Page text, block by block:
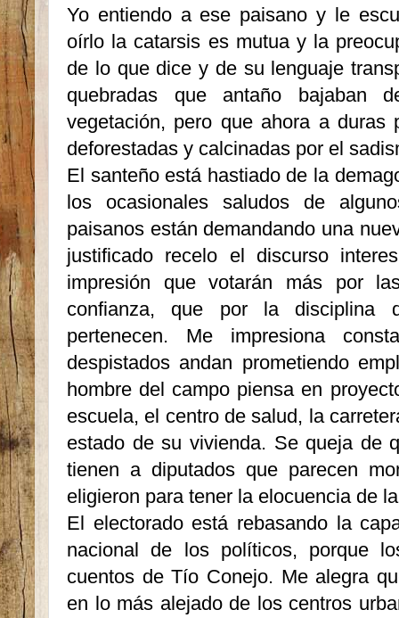
Yo entiendo a ese paisano y le
oírlo la catarsis es mutua y la
de lo que dice y de su lenguaje
quebradas que antaño bajaban
vegetación, pero que ahora a duras
deforestadas y calcinadas por el
El santeño está hastiado de la
los ocasionales saludos de
paisanos están demandando una
justificado recelo el discurso
impresión que votarán más por
confianza, que por la disciplina
pertenecen. Me impresiona
despistados andan prometiendo
hombre del campo piensa en
escuela, el centro de salud, la
estado de su vivienda. Se queja de
tienen a diputados que parecen
eligieron para tener la elocuencia de
El electorado está rebasando la
nacional de los políticos, porque
cuentos de Tío Conejo. Me alegra
en lo más alejado de los centros